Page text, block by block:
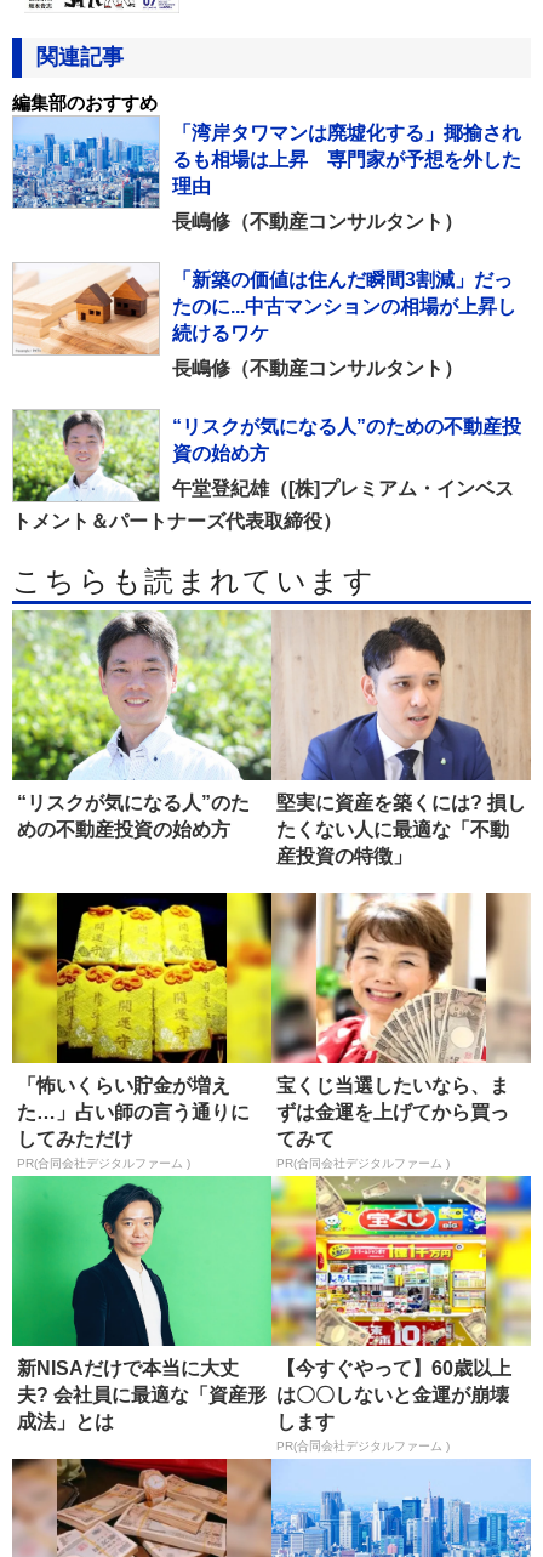
関連記事
編集部のおすすめ
「湾岸タワマンは廃墟化する」揶揄され
るも相場は上昇 専門家が予想を外した
理由
長嶋修（不動産コンサルタント）
「新築の価値は住んだ瞬間3割減」だっ
たのに...中古マンションの相場が上昇し
続けるワケ
長嶋修（不動産コンサルタント）
“リスクが気になる人”のための不動産投
資の始め方
午堂登紀雄（[株]プレミアム・インベス
トメント＆パートナーズ代表取締役）
こちらも読まれています
“リスクが気になる人”のた
めの不動産投資の始め方
堅実に資産を築くには? 損し
たくない人に最適な「不動
産投資の特徴」
「怖いくらい貯金が増え
た…」占い師の言う通りに
してみただけ
PR(合同会社デジタルファーム )
宝くじ当選したいなら、ま
ずは金運を上げてから買っ
てみて
PR(合同会社デジタルファーム )
新NISAだけで本当に大丈
夫? 会社員に最適な「資産形
成法」とは
【今すぐやって】60歳以上
は〇〇しないと金運が崩壊
します
PR(合同会社デジタルファーム )